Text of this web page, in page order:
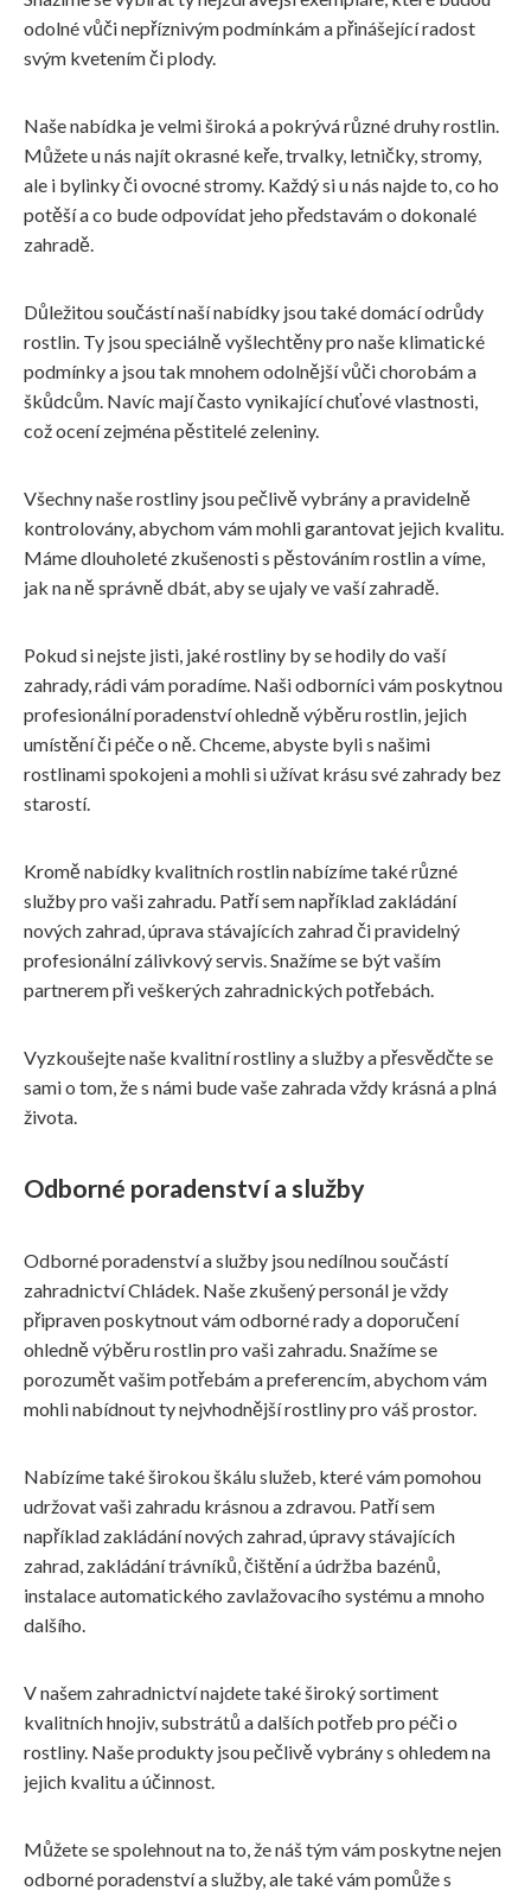
odolné vůči nepříznivým podmínkám a přinášející radost
svým kvetením či plody.
Naše nabídka je velmi široká a pokrývá různé druhy rostlin.
Můžete u nás najít okrasné keře, trvalky, letničky, stromy,
ale i bylinky či ovocné stromy. Každý si u nás najde to, co ho
potěší a co bude odpovídat jeho představám o dokonalé
zahradě.
Důležitou součástí naší nabídky jsou také domácí odrůdy
rostlin. Ty jsou speciálně vyšlechtěny pro naše klimatické
podmínky a jsou tak mnohem odolnější vůči chorobám a
škůdcům. Navíc mají často vynikající chuťové vlastnosti,
což ocení zejména pěstitelé zeleniny.
Všechny naše rostliny jsou pečlivě vybrány a pravidelně
kontrolovány, abychom vám mohli garantovat jejich kvalitu.
Máme dlouholeté zkušenosti s pěstováním rostlin a víme,
jak na ně správně dbát, aby se ujaly ve vaší zahradě.
Pokud si nejste jisti, jaké rostliny by se hodily do vaší
zahrady, rádi vám poradíme. Naši odborníci vám poskytnou
profesionální poradenství ohledně výběru rostlin, jejich
umístění či péče o ně. Chceme, abyste byli s našimi
rostlinami spokojeni a mohli si užívat krásu své zahrady bez
starostí.
Kromě nabídky kvalitních rostlin nabízíme také různé
služby pro vaši zahradu. Patří sem například zakládání
nových zahrad, úprava stávajících zahrad či pravidelný
profesionální zálivkový servis. Snažíme se být vaším
partnerem při veškerých zahradnických potřebách.
Vyzkoušejte naše kvalitní rostliny a služby a přesvědčte se
sami o tom, že s námi bude vaše zahrada vždy krásná a plná
života.
Odborné poradenství a služby
Odborné poradenství a služby jsou nedílnou součástí
zahradnictví Chládek. Naše zkušený personál je vždy
připraven poskytnout vám odborné rady a doporučení
ohledně výběru rostlin pro vaši zahradu. Snažíme se
porozumět vašim potřebám a preferencím, abychom vám
mohli nabídnout ty nejvhodnější rostliny pro váš prostor.
Nabízíme také širokou škálu služeb, které vám pomohou
udržovat vaši zahradu krásnou a zdravou. Patří sem
například zakládání nových zahrad, úpravy stávajících
zahrad, zakládání trávníků, čištění a údržba bazénů,
instalace automatického zavlažovacího systému a mnoho
dalšího.
V našem zahradnictví najdete také široký sortiment
kvalitních hnojiv, substrátů a dalších potřeb pro péči o
rostliny. Naše produkty jsou pečlivě vybrány s ohledem na
jejich kvalitu a účinnost.
Můžete se spolehnout na to, že náš tým vám poskytne nejen
odborné poradenství a služby, ale také vám pomůže s